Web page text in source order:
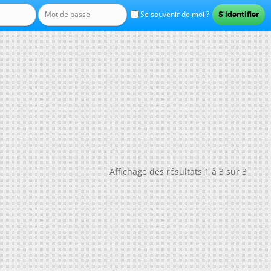
Se souvenir de moi ?
Affichage des résultats 1 à 3 sur 3